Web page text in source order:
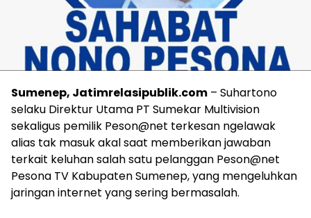
Sumenep, Jatimrelasipublik.com – Suhartono
selaku Direktur Utama PT Sumekar Multivision
sekaligus pemilik Peson@net terkesan ngelawak
alias tak masuk akal saat memberikan jawaban
terkait keluhan salah satu pelanggan Peson@net
Pesona TV Kabupaten Sumenep, yang mengeluhkan
jaringan internet yang sering bermasalah.